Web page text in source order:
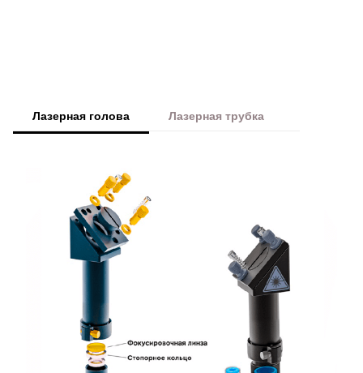
Лазерная голова Лазерная трубка